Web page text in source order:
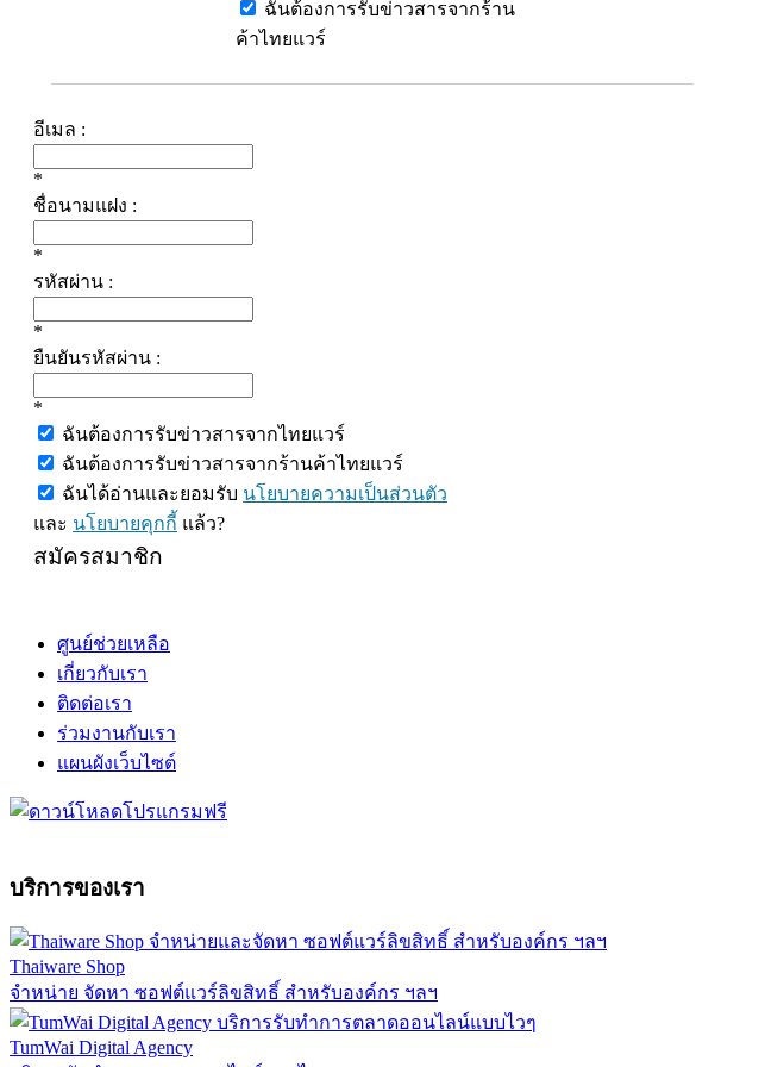
ฉันต้องการรับข่าวสารจากร้าน
ค้าไทยแวร์
อีเมล :
*
ชื่อนามแฝง :
*
รหัสผ่าน :
*
ยืนยันรหัสผ่าน :
*
ฉันต้องการรับข่าวสารจากไทยแวร์
ฉันต้องการรับข่าวสารจากร้านค้าไทยแวร์
ฉันได้อ่านและยอมรับ นโยบายความเป็นส่วนตัว
และ นโยบายคุกกี้ แล้ว?
สมัครสมาชิก
ศูนย์ช่วยเหลือ
เกี่ยวกับเรา
ติดต่อเรา
ร่วมงานกับเรา
แผนผังเว็บไซต์
บริการของเรา
Thaiware Shop
จำหน่าย จัดหา ซอฟต์แวร์ลิขสิทธิ์ สำหรับองค์กร ฯลฯ
TumWai Digital Agency